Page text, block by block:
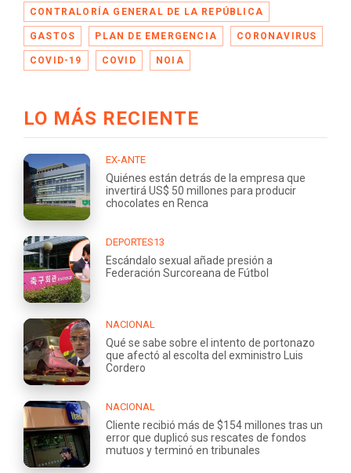
CONTRALORÍA GENERAL DE LA REPÚBLICA
GASTOS PLAN DE EMERGENCIA CORONAVIRUS
COVID-19 COVID NOIA
LO MÁS RECIENTE
EX-ANTE
Quiénes están detrás de la empresa que
invertirá US$ 50 millones para producir
chocolates en Renca
DEPORTES13
Escándalo sexual añade presión a
Federación Surcoreana de Fútbol
NACIONAL
Qué se sabe sobre el intento de portonazo
que afectó al escolta del exministro Luis
Cordero
NACIONAL
Cliente recibió más de $154 millones tras un
error que duplicó sus rescates de fondos
mutuos y terminó en tribunales